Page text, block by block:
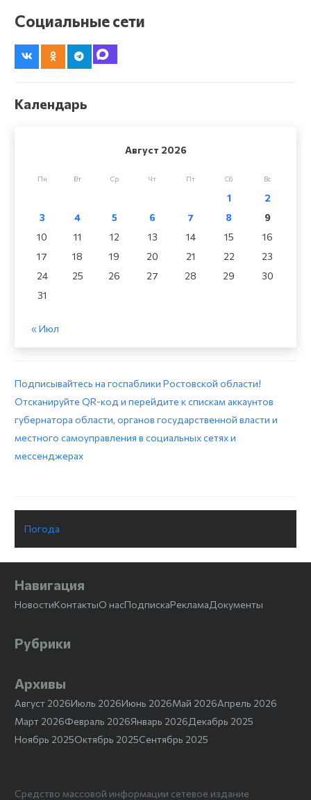
Социальные сети
Календарь
Август 2026
Пн Вт Ср Чт Пт Сб Вс
1
2
3
4 5 6 7 8
9
10
11 12 13 14 15
16
17
18 19 20 21 22
23
24
25 26 27 28 29
30
31
« Июл
Подписывайтесь на госпаблики Ростовской области!
Отсканируйте QR-код и перейдите к спискам аккаунтов
губернатора области, органов государственной власти и
местного самоуправления в социальных сетях и
мессенджерах
Погода
Навигация
НовостиКонтактыО насПодпискаРекламаДокументы
Рубрики
Архивы
Август 2026Июль 2026Июнь 2026Май 2026Апрель 2026
Март 2026Февраль 2026Январь 2026Декабрь 2025
Ноябрь 2025Октябрь 2025Сентябрь 2025
Средство массовой информации сетевое издание